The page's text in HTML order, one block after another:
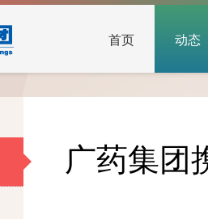
首页 动态
广药集团